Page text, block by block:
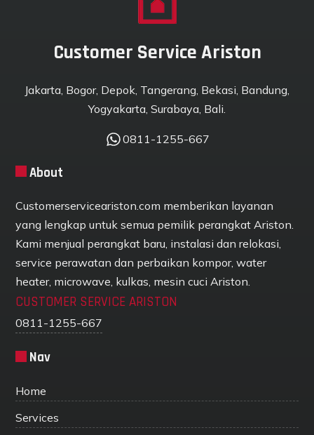
Customer Service Ariston
Jakarta, Bogor, Depok, Tangerang, Bekasi, Bandung,
Yogyakarta, Surabaya, Bali.
0811-1255-667
About
Customerserviceariston.com memberikan layanan
yang lengkap untuk semua pemilik perangkat Ariston.
Kami menjual perangkat baru, instalasi dan relokasi,
service perawatan dan perbaikan kompor, water
heater, microwave, kulkas, mesin cuci Ariston.
CUSTOMER SERVICE ARISTON
0811-1255-667
Nav
Home
Services